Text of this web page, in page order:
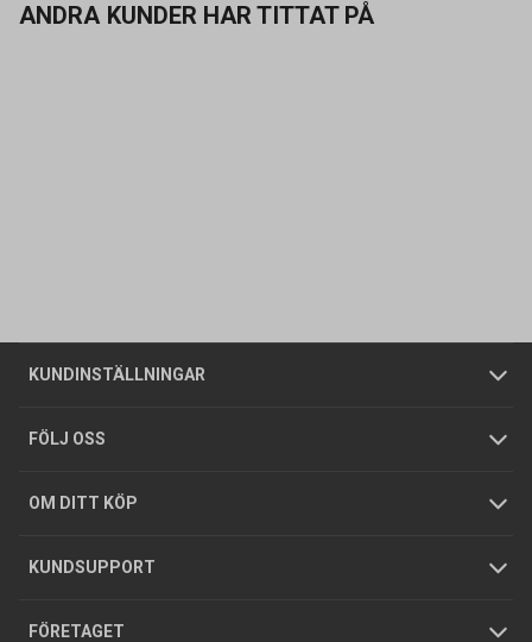
ANDRA KUNDER HAR TITTAT PÅ
KUNDINSTÄLLNINGAR
Företagskund / Privatkund
FÖLJ OSS
OM DITT KÖP
Allmänna försäljningsvillkor
Integritetspolicy
GDPR
KUNDSUPPORT
Butiker
Foldrar och kataloger
Köpguider
Varumärken
FÖRETAGET
Om oss
Tjänster
Hållbarhet
Jobba hos oss
Press